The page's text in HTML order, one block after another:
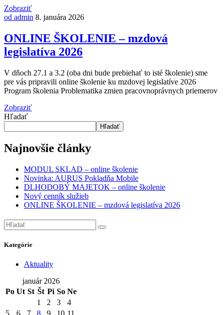
Zobraziť
od admin 8. januára 2026
ONLINE ŠKOLENIE – mzdová
legislatíva 2026
V dňoch 27.1 a 3.2 (oba dni bude prebiehať to isté školenie) sme
pre vás pripravili online školenie ku mzdovej legislatíve 2026
Program školenia Problematika zmien pracovnoprávnych priemerov
Zobraziť
Hľadať
Hľadať
Najnovšie články
MODUL SKLAD – online školenie
Novinka: AURUS Pokladňa Mobile
DLHODOBÝ MAJETOK – online školenie
Nový cenník služieb
ONLINE ŠKOLENIE – mzdová legislatíva 2026
Kategórie
Aktuality
január 2026
Po Ut St Št Pi So Ne
1
2 3
4